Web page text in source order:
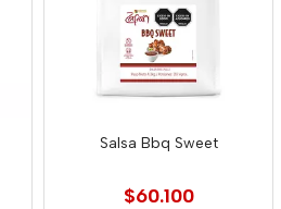
Salsa Bbq Sweet
$60.100